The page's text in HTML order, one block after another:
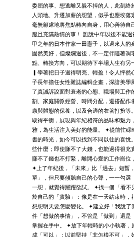
委屈的事、想逃離又躲不掉的人，此刻終
人頭地、升遷加薪的想望，似乎也塵埃落
毫無顧慮地將焦點轉向自身，用心善待自
服且充滿熱情的事！ 誰說中年以後不能
甲之年的日本作家一田憲子，以過來人的
固然美好，但燦爛過後，不一定伴隨著凋
點、轉換方向，可以期待下半場人生有另
▎學著把日子過得明亮、輕盈！令人怦然
子長年擔任女性雜誌編輯企畫，深諳美學
了真誠訴說面對衰老的心態、職場與工作
割、家庭關係經營、時間分配，還搭配作
康與體態的保養，以及合適的衣著打扮等
取得平衡，展現與年紀相符的品味和魅力
雅，為生活注入美好的能量。 ✦從前忙碌
書的時光，如今可以找到不同以往的喜
些什麼；即使賺不了大錢，也能過得很充
賺不了錢也不打緊，離開心愛的工作崗位
✦上了年紀後，「未來」比「過去」短暫
單」，但只要傾聽自己的心聲，一一勾選
一想，就覺得躍躍欲試。 ✦找一個「看不
於自己的「實驗」：像是在一天結束時，
想想明天要怎麼變化。 ✦建立好「我說了
件「想做的事情」，不管是「做到」還是
掌握在手中。 ✦放下年輕時的小小執著，
成「可以」；以前堅持「非怎樣不可」，